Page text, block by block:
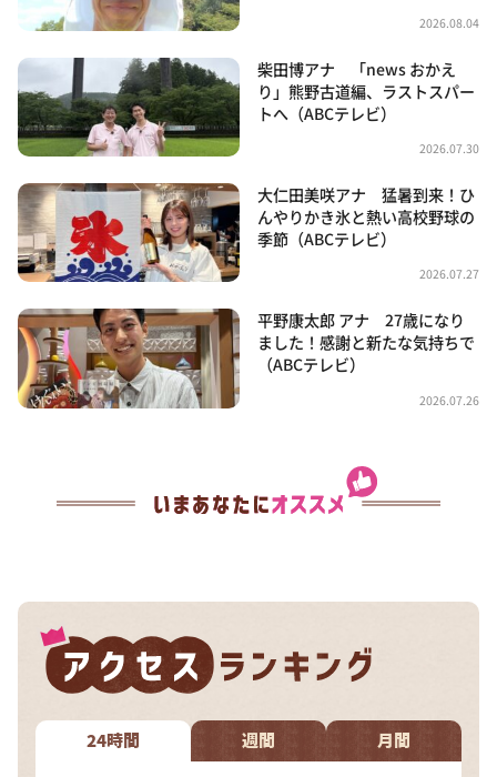
2026.08.04
柴田博アナ 「news おかえ
り」熊野古道編、ラストスパー
トへ（ABCテレビ）
2026.07.30
大仁田美咲アナ 猛暑到来！ひ
んやりかき氷と熱い高校野球の
季節（ABCテレビ）
2026.07.27
平野康太郎 アナ 27歳になり
ました！感謝と新たな気持ちで
（ABCテレビ）
2026.07.26
24時間 週間 月間